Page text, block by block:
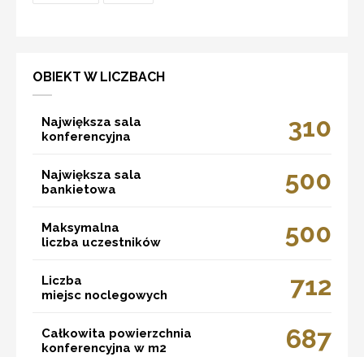
OBIEKT W LICZBACH
Największa sala
konferencyjna
310
Największa sala
bankietowa
500
Maksymalna
liczba uczestników
500
Liczba
miejsc noclegowych
712
Całkowita powierzchnia
konferencyjna w m2
687